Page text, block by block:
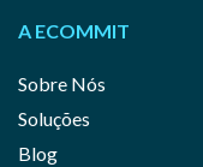
A ECOMMIT
Sobre Nós
Soluções
Blog